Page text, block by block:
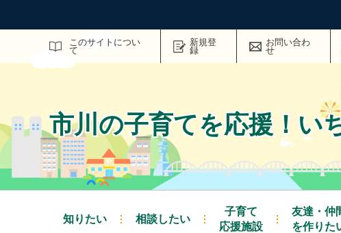
このサイトについ
て
新規登
録
お問い合わ
せ
市川の子育てを応援！い
知りたい 相談したい
子育て
応援施設
友達・仲
を作りた